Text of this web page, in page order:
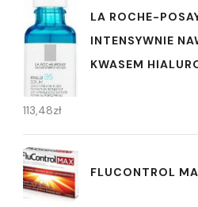
LA ROCHE-
INTENSYWNIE
KWASEM
113,48zł
FLUCONTROL